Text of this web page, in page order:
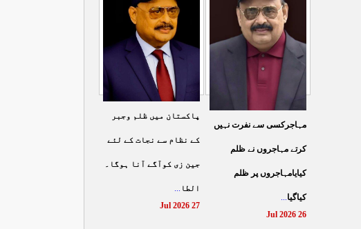
الطاف حسین...
پاکستان میں ظلم وجبر
کے نظام سے نجات کے لئے
جین زی کوآگے آنا ہوگا۔
الطا ...
27 Jul 2026
مہاجرکسی سے نفرت نہیں
کرتے مہاجروں نے ظلم
کیایامہاجروں پر ظلم
کیاگیا...
26 Jul 2026